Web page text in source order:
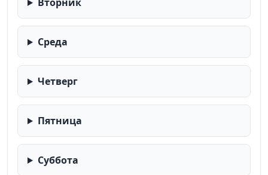
Среда
Четверг
Пятница
Суббота